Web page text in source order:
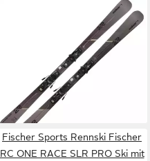
Ski, Primetime 22 Black SX
158cm Alpinski inkl. Bindung
EL10.0 GW Z3-10
414,95 € UVP 599,95 €
lieferbar - in 2-3 Werktagen bei dir
Fischer Sports Rennski Fischer
RC ONE RACE SLR PRO Ski mit